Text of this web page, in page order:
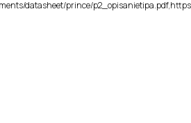
datasheet/prince/